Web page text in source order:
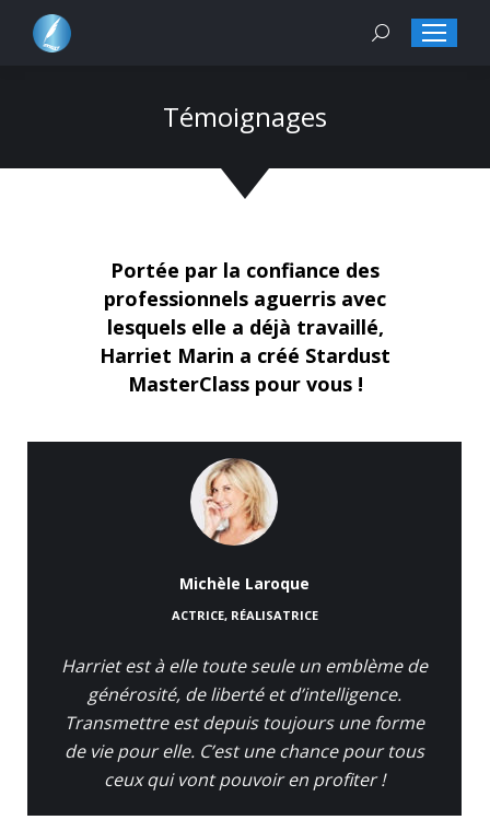
Search:
Témoignages
Portée par la confiance des
professionnels aguerris avec
lesquels elle a déjà travaillé,
Harriet Marin a créé Stardust
MasterClass pour vous !
Michèle Laroque
ACTRICE, RÉALISATRICE
Harriet est à elle toute seule un emblème de
générosité, de liberté et d’intelligence.
Transmettre est depuis toujours une forme
de vie pour elle. C’est une chance pour tous
ceux qui vont pouvoir en profiter !